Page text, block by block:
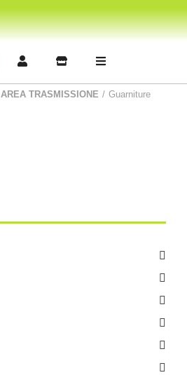
AREA TRASMISSIONE / Guarniture